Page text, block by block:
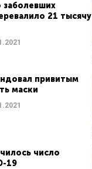
заболевших
21 тысячу
привитым
маски
число
19